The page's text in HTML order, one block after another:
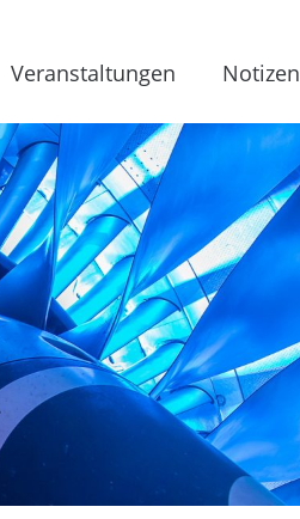
Veranstaltungen Notizen